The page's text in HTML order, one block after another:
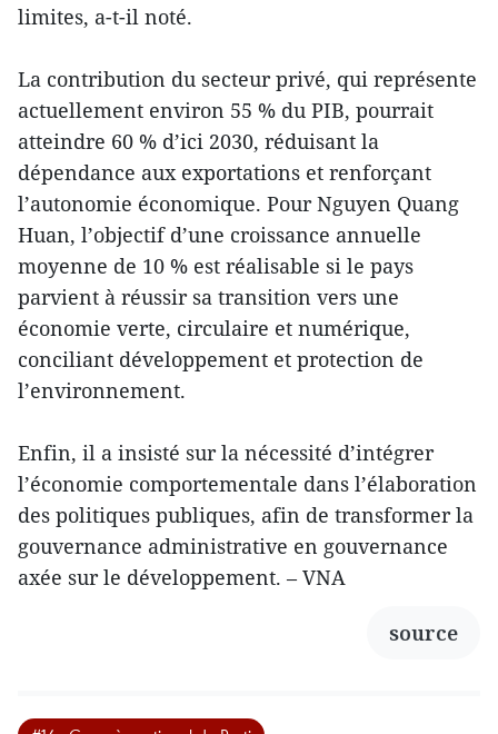
limites, a-t-il noté.
La contribution du secteur privé, qui représente
actuellement environ 55 % du PIB, pourrait
atteindre 60 % d’ici 2030, réduisant la
dépendance aux exportations et renforçant
l’autonomie économique. Pour Nguyen Quang
Huan, l’objectif d’une croissance annuelle
moyenne de 10 % est réalisable si le pays
parvient à réussir sa transition vers une
économie verte, circulaire et numérique,
conciliant développement et protection de
l’environnement.
Enfin, il a insisté sur la nécessité d’intégrer
l’économie comportementale dans l’élaboration
des politiques publiques, afin de transformer la
gouvernance administrative en gouvernance
axée sur le développement. – VNA
source